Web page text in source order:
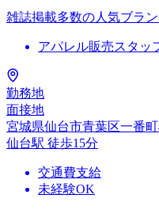
雑誌掲載多数の人気ブラ
アパレル販売スタッ
勤務地
面接地
宮城県仙台市青葉区一番
仙台駅 徒歩15分
交通費支給
未経験OK